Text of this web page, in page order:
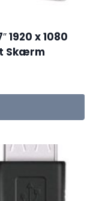
1920 x 1080
Skærm